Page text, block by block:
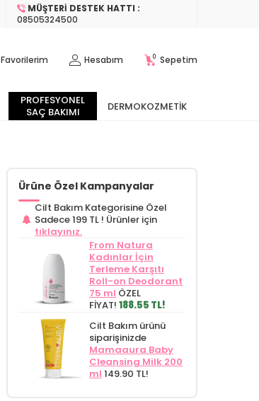
MÜŞTERI DESTEK HATTI :
08505324500
Favorilerim Hesabım 0 Sepetim
PROFESYONEL
SAÇ BAKIMI
DERMOKOZMETIK
Ürüne Özel Kampanyalar
Cilt Bakım Kategorisine Özel
Sadece 199 TL ! Ürünler için
tıklayınız.
From Natura
Kadınlar İçin
Terleme Karşıtı
Roll-on Deodorant
75 ml ÖZEL
FİYAT! 188.55 TL!
Cilt Bakım ürünü
siparişinizde
Mamaaura Baby
Cleansing Milk 200
ml 149.90 TL!